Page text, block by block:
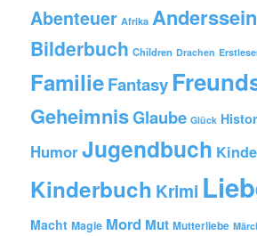
hier…
Abenteuer Afrika Anderssein
Bilderbuch Children Drachen
FamilieFantasy
GeheimnisGlaube Glück
HumorJugendbuch
Kinderbuch Krimi
Macht Magie Mord Mut Mutterliebe